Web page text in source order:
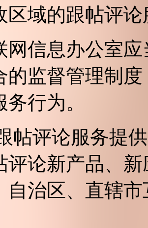
区域的跟帖评
网信息办公室
的监督管理制
行为。
帖评论服务提
评论新产品、
自治区、直辖